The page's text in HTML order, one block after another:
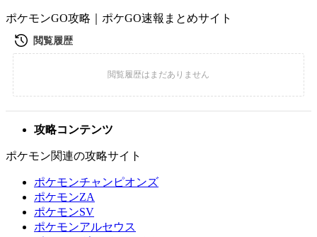
ポケモンGO攻略｜ポケGO速報まとめサイト
攻略コンテンツ
ポケモン関連の攻略サイト
ポケモンチャンピオンズ
ポケモンZA
ポケモンSV
ポケモンアルセウス